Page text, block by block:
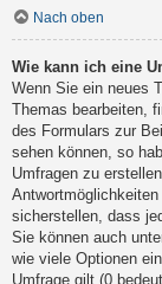
Nach oben
Wie kann ich eine
Wenn Sie ein neues
Themas bearbeiten,
des Formulars zur
sehen können, so
Umfragen zu
sicherstellen, dass
Sie können auch
wie viele Optionen
Umfrage gilt (0